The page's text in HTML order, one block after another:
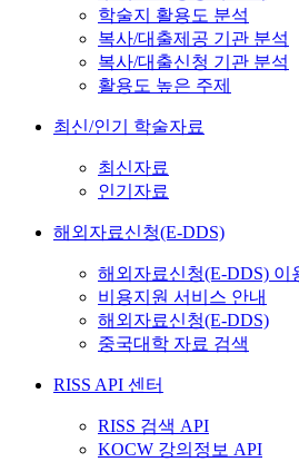
학술지 활용도 분석
복사/대출제공 기관 분석
복사/대출신청 기관 분석
활용도 높은 주제
최신/인기 학술자료
최신자료
인기자료
해외자료신청(E-DDS)
해외자료신청(E-DDS) 이
비용지원 서비스 안내
해외자료신청(E-DDS)
중국대학 자료 검색
RISS API 센터
RISS 검색 API
KOCW 강의정보 API